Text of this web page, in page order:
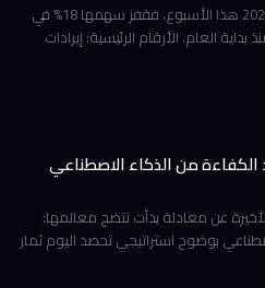
أعلنت Shopify نتائج الربع الثاني من 2026 هذا الأسبوع، فقفز سهمها 18% في
العام. الأرقام الرئيسية: إيرادات
من الذكاء الاصطناعي
عن معادلة بدأت تتضح معالمها:
بوضوح استراتيجي تحصد اليوم ثمار
في تحويل إنفاقها الضخ